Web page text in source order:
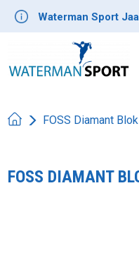
Waterman Sport
FOSS Diamant
FOSS DIAMANT